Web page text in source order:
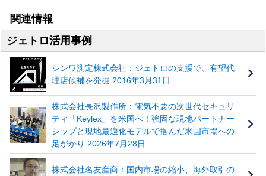
関連情報
ジェトロ活用事例
シンワ測定株式会社：ジェトロの支援で、有望代
理店候補を発掘 2016年3月31日
株式会社長沢製作所：電気不要の次世代セキュリ
ティ「Keylex」を米国へ！強固な現地パートナー
シップと現地最適化モデルで掴んだ米国市場への
足がかり 2026年7月28日
株式会社名友産商：国内市場の縮小、海外取引の